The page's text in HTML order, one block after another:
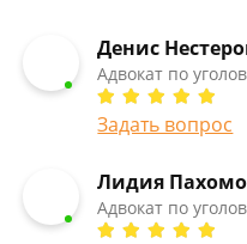
Денис
Адвокат по
Задать вопрос
Лидия
Адвокат по